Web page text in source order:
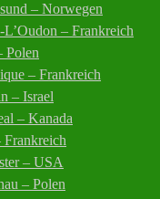
– Norwegen
– Frankreich
Polen
– Frankreich
– Israel
– Kanada
Frankreich
– USA
– Polen